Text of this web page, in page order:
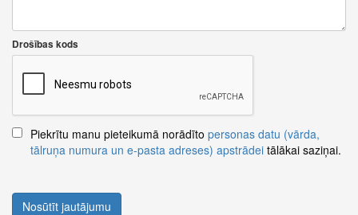
Drošības kods
Piekrītu manu pieteikumā norādīto personas datu (vārda,
tālruņa numura un e-pasta adreses) apstrādei tālākai saziņai.
Nosūtīt jautājumu